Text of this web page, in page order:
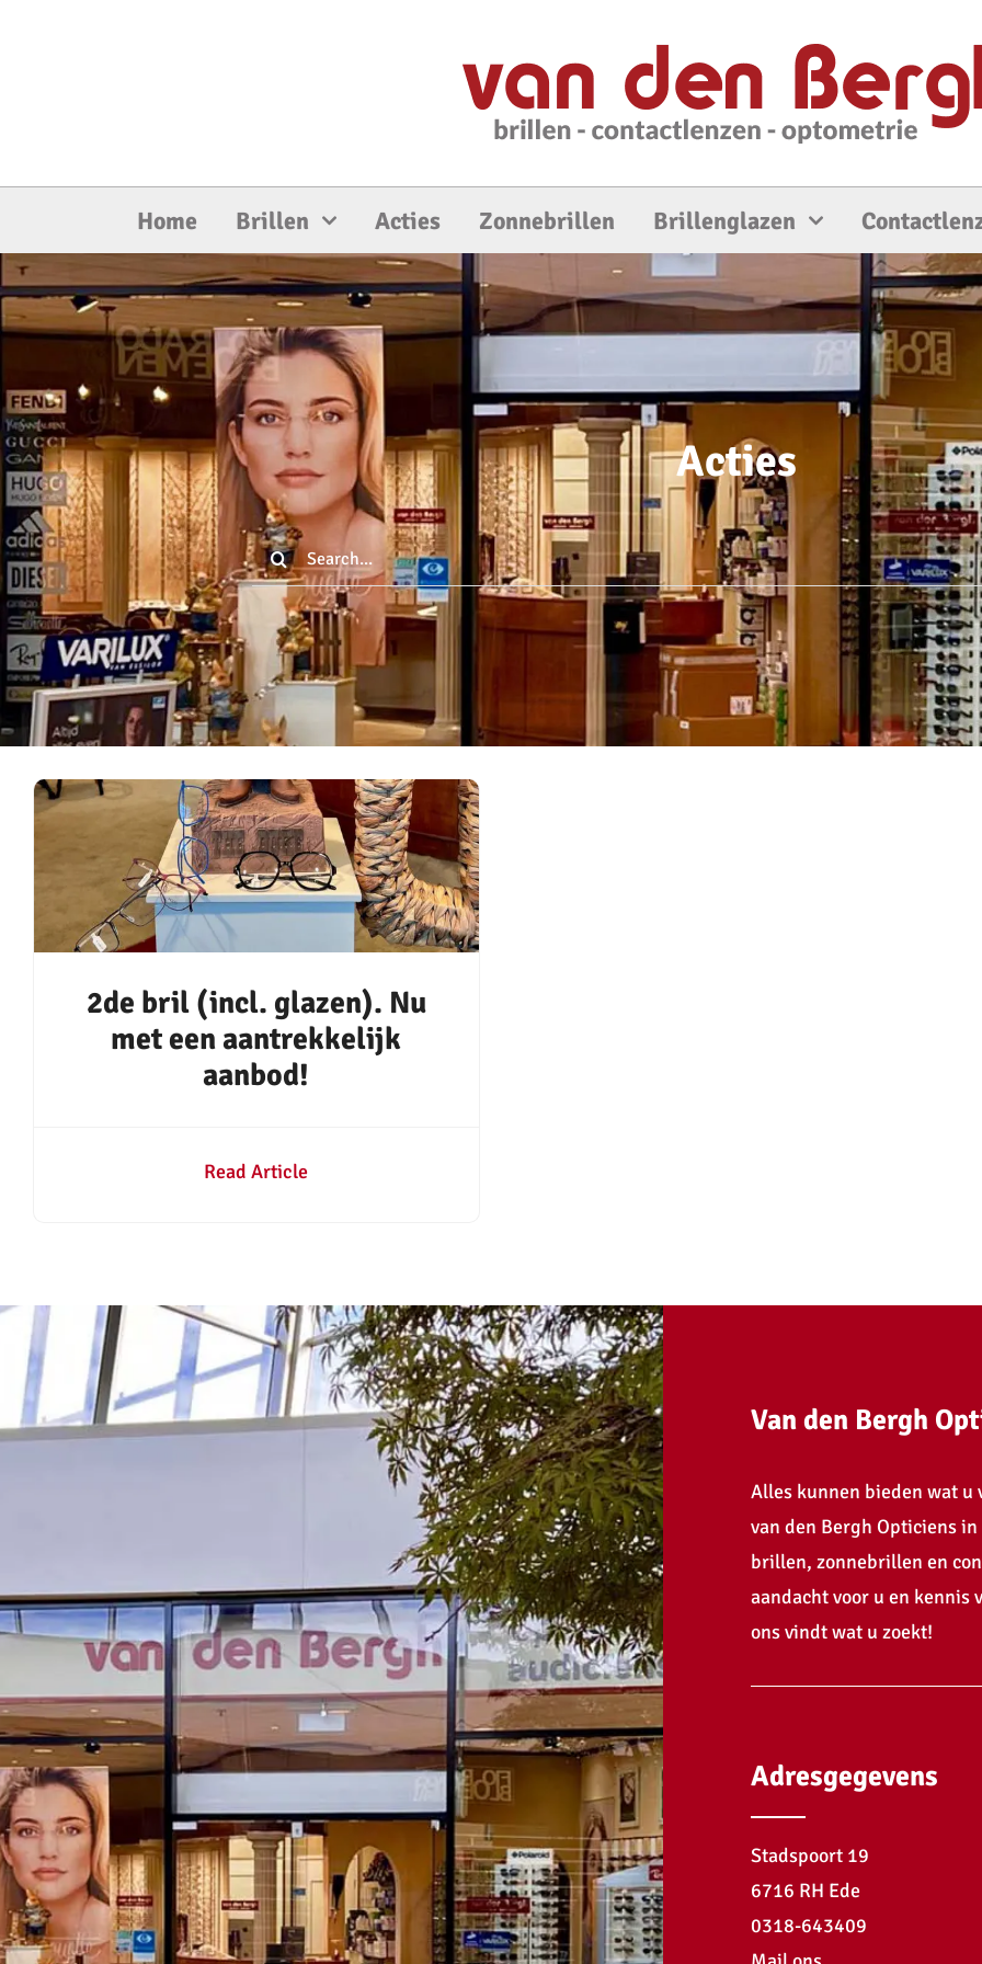
Home Brillen Acties Zonnebrillen Brillenglazen
Acties
Zoeken
naar:
2de bril (incl. glazen). Nu
met een aantrekkelijk
aanbod!
Read Article
Van den Bergh
Alles kunnen bieden wat u
van den Bergh Opticiens
brillen, zonnebrillen en
aandacht voor u en kennis
ons vindt wat u zoekt!
Adresgegevens
Stadspoort 19
6716 RH Ede
0318-643409